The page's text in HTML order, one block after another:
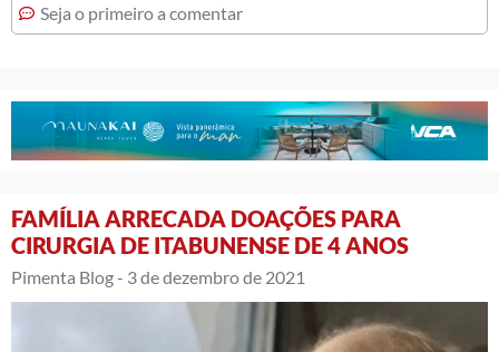
Seja o primeiro a comentar
FAMÍLIA ARRECADA DOAÇÕES PARA
CIRURGIA DE ITABUNENSE DE 4 ANOS
Pimenta Blog - 3 de dezembro de 2021